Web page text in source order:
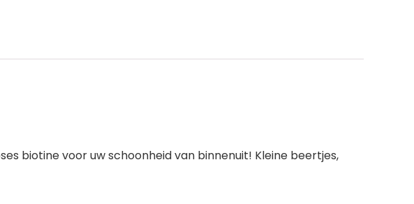
biotine voor uw schoonheid van binnenuit! Kleine beertjes,